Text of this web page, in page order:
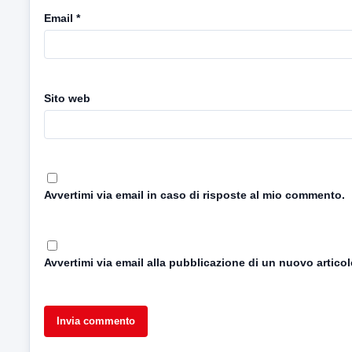
Email *
Sito web
Avvertimi via email in caso di risposte al mio commento.
Avvertimi via email alla pubblicazione di un nuovo